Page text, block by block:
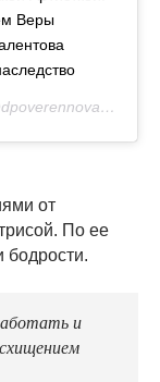
Веры
on
от
По ее
бодрости.
и